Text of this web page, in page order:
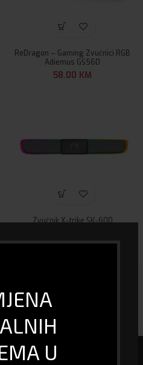
U
ReDragon – Gaming Zvučnici RGB
Adiemus GS560
58.00 KM
Zvučnik X-trike SK-600